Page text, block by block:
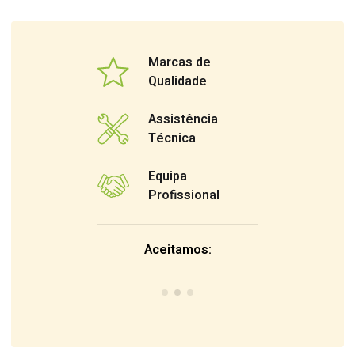
Marcas de
Qualidade
Assistência
Técnica
Equipa
Profissional
Aceitamos: